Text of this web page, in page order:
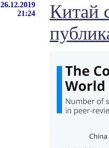
26.12.2019
21:24
Китай